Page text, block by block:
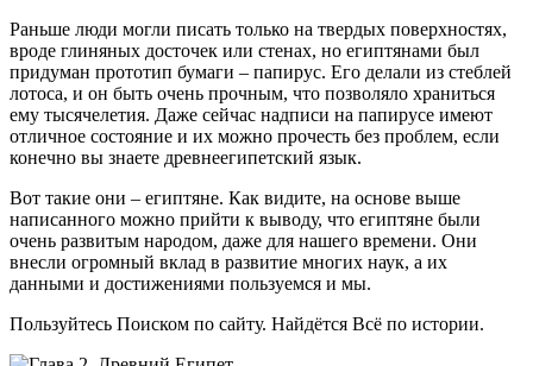
Раньше люди могли писать только на твердых поверхностях,
вроде глиняных досточек или стенах, но египтянами был
придуман прототип бумаги – папирус. Его делали из стеблей
лотоса, и он быть очень прочным, что позволяло храниться
ему тысячелетия. Даже сейчас надписи на папирусе имеют
отличное состояние и их можно прочесть без проблем, если
конечно вы знаете древнеегипетский язык.
Вот такие они – египтяне. Как видите, на основе выше
написанного можно прийти к выводу, что египтяне были
очень развитым народом, даже для нашего времени. Они
внесли огромный вклад в развитие многих наук, а их
данными и достижениями пользуемся и мы.
Пользуйтесь Поиском по сайту. Найдётся Всё по истории.